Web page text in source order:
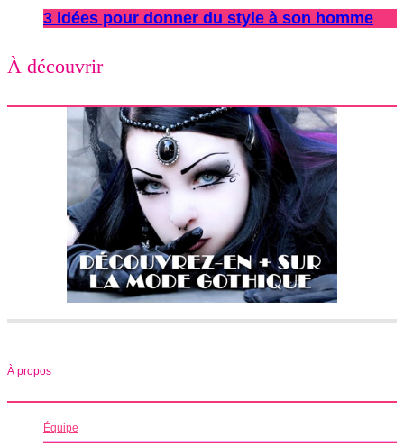
3 idées pour donner du style à son homme
À découvrir
À propos
Équipe